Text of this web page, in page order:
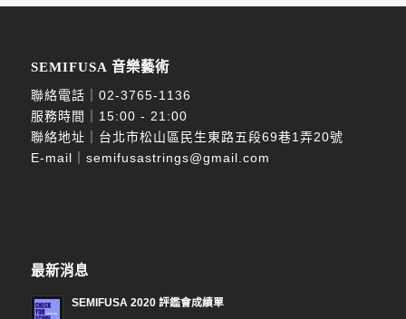
SEMIFUSA 音樂藝術
聯絡電話｜ 02-3765-1136
服務時間｜15:00 - 21:00
聯絡地址｜台北市松山區民生東路五段69巷1弄20號
E-mail｜ semifusastrings@gmail.com
最新消息
SEMIFUSA 2020 評鑑會成績單